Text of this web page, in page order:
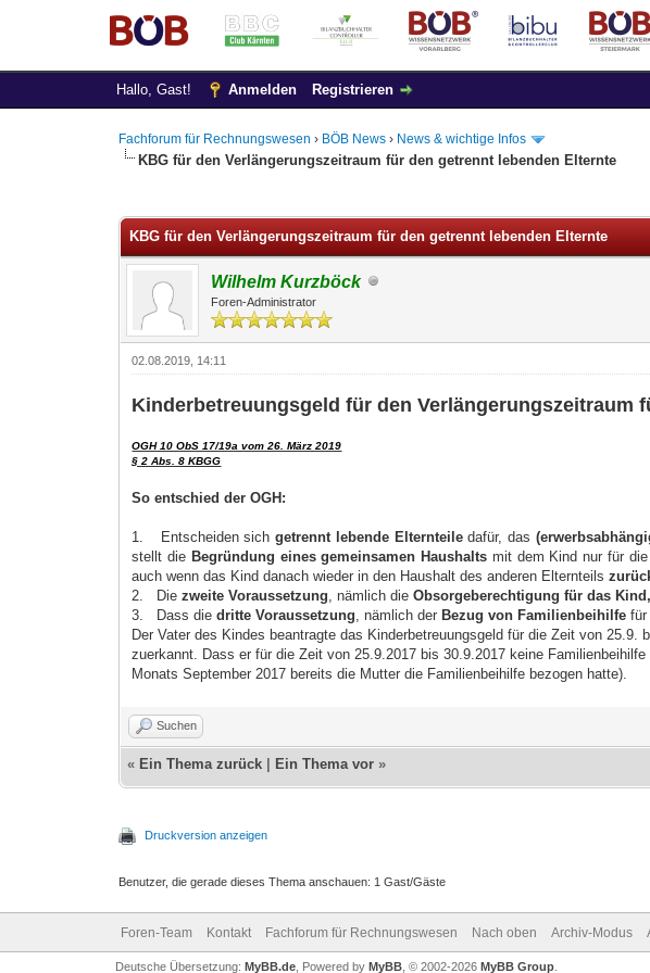
Hallo, Gast! Anmelden Registrieren
Fachforum für Rechnungswesen › BÖB News › News & wichtige Infos
KBG für den Verlängerungszeitraum für den getrennt lebenden Elternte
KBG für den Verlängerungszeitraum für den getrennt lebenden Elternte
Wilhelm Kurzböck
Foren-Administrator
02.08.2019, 14:11
Kinderbetreuungsgeld für den Verlängerungszeitraum
OGH 10 ObS 17/19a vom 26. März 2019
§ 2 Abs. 8 KBGG
So entschied der OGH:
1. Entscheiden sichgetrennt lebende Elternteiledafür, das
stellt die Begründung eines gemeinsamen Haushalts mit dem Kind nur für die
auch wenn das Kind danach wieder in den Haushalt des anderen Elternteils
2.
Diezweite Voraussetzung , nämlich dieObsorgeberechtigung für das Kind,
3.
Dass diedritte Voraussetzung , nämlich der Bezug von Familienbeihilfe für
Der Vater des Kindes beantragte das Kinderbetreuungsgeld für die Zeit von
zuerkannt. Dass er für die Zeit von 25.9.2017 bis 30.9.2017 keine
Monats September 2017 bereits die Mutter die Familienbeihilfe bezogen hatte).
Suchen
« Ein Thema zurück Ein Thema vor »
Druckversion anzeigen
Benutzer, die gerade dieses Thema anschauen: 1 Gast/Gäste
Foren-Team Kontakt Fachforum für Rechnungswesen Nach oben Archiv-Modus
Deutsche Übersetzung: MyBB.de, Powered by MyBB, © 2002-2026 MyBB Group.